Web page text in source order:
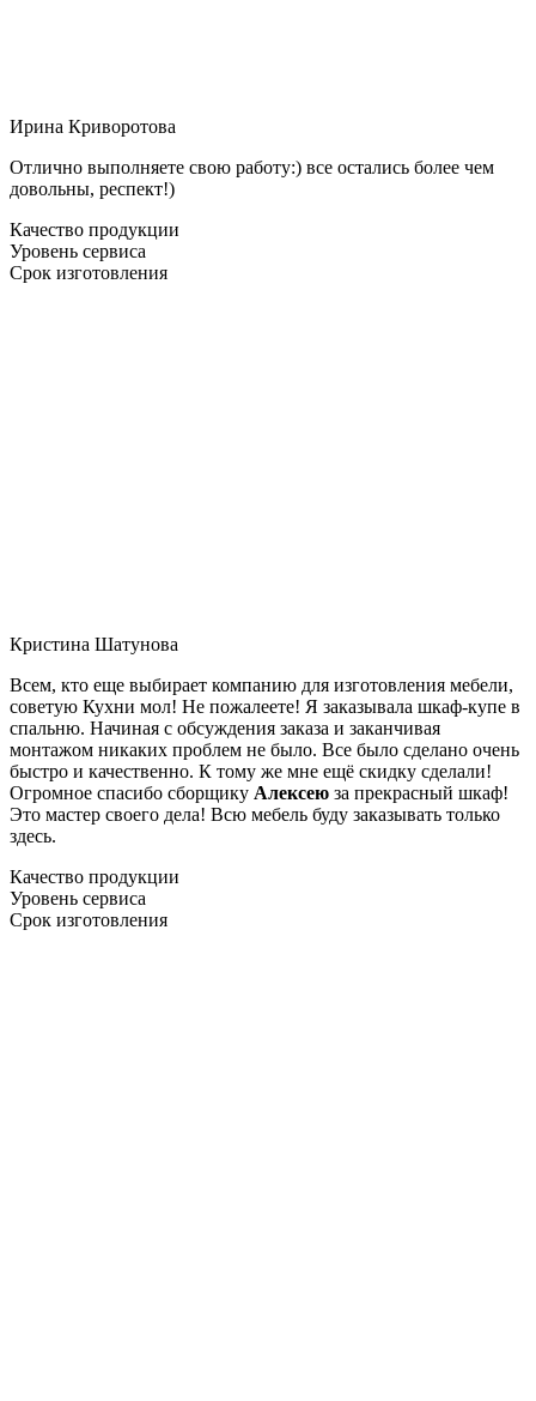
Ирина Криворотова
Отлично выполняете свою работу:) все остались более чем
довольны, респект!)
Качество продукции
Уровень сервиса
Срок изготовления
Кристина Шатунова
Всем, кто еще выбирает компанию для изготовления мебели,
советую Кухни мол! Не пожалеете! Я заказывала шкаф-купе в
спальню. Начиная с обсуждения заказа и заканчивая
монтажом никаких проблем не было. Все было сделано очень
быстро и качественно. К тому же мне ещё скидку сделали!
Огромное спасибо сборщику Алексею за прекрасный шкаф!
Это мастер своего дела! Всю мебель буду заказывать только
здесь.
Качество продукции
Уровень сервиса
Срок изготовления